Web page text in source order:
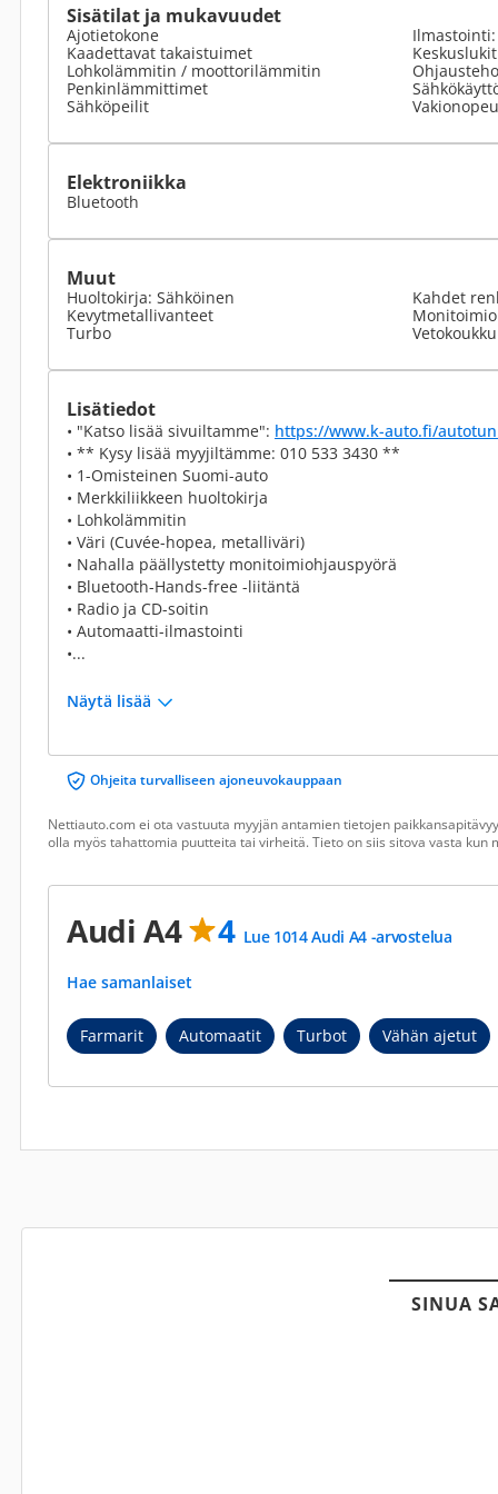
Sisätilat ja mukavuudet
Ajotietokone
Kaadettavat takaistuimet
Lohkolämmitin / moottorilämmitin
Penkinlämmittimet
Sähköpeilit
Elektroniikka
Bluetooth
Muut
Huoltokirja: Sähköinen
Kevytmetallivanteet
Turbo
Kahdet
Vetokoukku
Lisätiedot
• "Katso lisää sivuiltamme": https://www.k-auto.fi/
• ** Kysy lisää myyjiltämme: 010 533 3430 **
• 1-Omisteinen Suomi-auto
• Merkkiliikkeen huoltokirja
• Lohkolämmitin
• Väri (Cuvée-hopea, metalliväri)
• Nahalla päällystetty monitoimiohjauspyörä
• Bluetooth-Hands-free -liitäntä
• Radio ja CD-soitin
• Automaatti-ilmastointi
•...
Näytä lisää
Ohjeita turvalliseen ajoneuvokauppaan
Nettiauto.com ei ota vastuuta myyjän antamien tietojen
olla myös tahattomia puutteita tai virheitä. Tieto on siis sitova vasta kun
Audi A4 4 Lue 1014 Audi A4 -arvostelua
Hae samanlaiset
Farmarit Automaatit Turbot Vähän ajetut
SINUA